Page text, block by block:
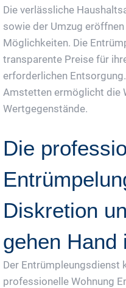
Die verlässliche
sowie der Umzug
Möglichkeiten. Die
transparente Preise für
erforderlichen
Amstetten ermöglicht die
Wertgegenstände.
Die
Diskretion
gehen Hand
Der Entrümpleungsdienst
professionelle Wohnung